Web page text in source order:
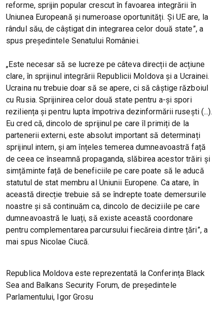
reforme, sprijin popular crescut în favoarea integrării în
Uniunea Europeană și numeroase oportunități. Și UE are, la
rândul său, de câștigat din integrarea celor două state”, a
spus președintele Senatului României.
„Este necesar să se lucreze pe câteva direcții de acțiune
clare, în sprijinul integrării Republicii Moldova și a Ucrainei.
Ucraina nu trebuie doar să se apere, ci să câștige războiul
cu Rusia. Sprijinirea celor două state pentru a-și spori
reziliența și pentru lupta împotriva dezinformării rusești (...).
Eu cred că, dincolo de sprijinul pe care îl primiți de la
partenerii externi, este absolut important să determinați
sprijinul intern, și am înțeles temerea dumneavoastră față
de ceea ce înseamnă propaganda, slăbirea acestor trăiri și
simțăminte față de beneficiile pe care poate să le aducă
statutul de stat membru al Uniunii Europene. Ca atare, în
această direcție trebuie să se îndrepte toate demersurile
noastre şi să continuăm ca, dincolo de deciziile pe care
dumneavoastră le luați, să existe această coordonare
pentru complementarea parcursului fiecăreia dintre țări”, a
mai spus Nicolae Ciucă.
Republica Moldova este reprezentată la Conferința Black
Sea and Balkans Security Forum, de președintele
Parlamentului, Igor Grosu